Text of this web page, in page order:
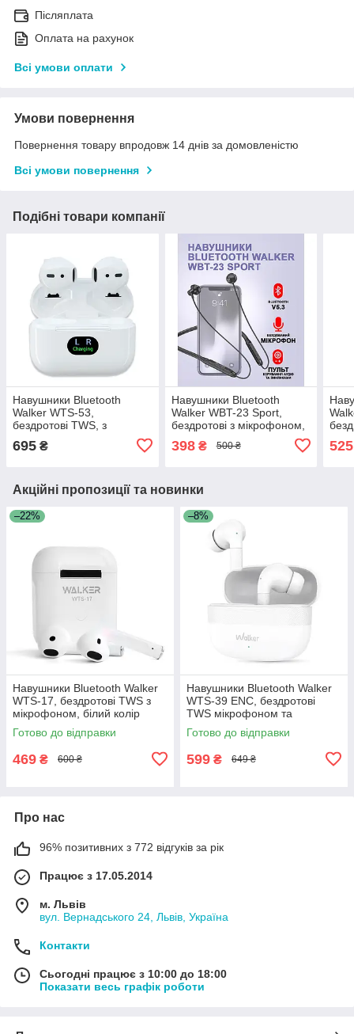
Післяплата
Оплата на рахунок
Всі умови оплати
Умови повернення
Повернення товару впродовж 14 днів за домовленістю
Всі умови повернення
Подібні товари компанії
Навушники Bluetooth
Walker WTS-53,
бездротові TWS, з
мікрофоном, білий колір
695 ₴
Навушники Bluetooth
Walker WBT-23 Sport,
бездротові з мікрофоном,
до 10 год роботи, чорний
колір
398₴ 500 ₴ 525
Акційні пропозиції та новинки
–22%
Навушники Bluetooth Walker
WTS-17, бездротові TWS з
мікрофоном, білий колір
Готово до відправки
469 ₴ 600 ₴
–8%
Навушники Bluetooth Walker
WTS-39 ENC, бездротові
TWS мікрофоном та
шумоподавленням, білий
колір
Готово до відправки
599 ₴ 649 ₴
Про нас
96% позитивних з 772 відгуків за рік
Працює з 17.05.2014
м. Львів
вул. Вернадського 24, Львів, Україна
Контакти
Сьогодні працює з 10:00 до 18:00
Показати весь графік роботи